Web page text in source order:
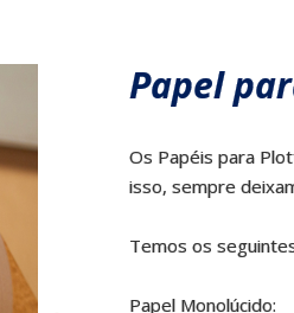
Papel
Os Papéis para
isso, sempre
Temos os
Papel Monolúcido: